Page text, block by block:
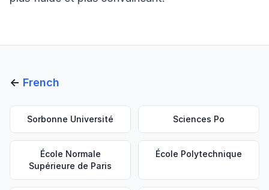
← French
Sorbonne Université Sciences Po
École Normale
Supérieure de Paris
École Polytechnique